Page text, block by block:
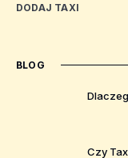
DODAJ TAXI
BLOG
Czy